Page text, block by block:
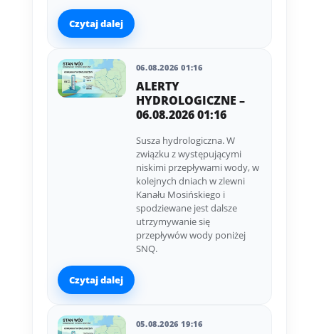
Czytaj dalej
06.08.2026 01:16
ALERTY
HYDROLOGICZNE –
06.08.2026 01:16
Susza hydrologiczna. W
związku z występującymi
niskimi przepływami wody, w
kolejnych dniach w zlewni
Kanału Mosińskiego i
spodziewane jest dalsze
utrzymywanie się
przepływów wody poniżej
SNQ.
Czytaj dalej
05.08.2026 19:16